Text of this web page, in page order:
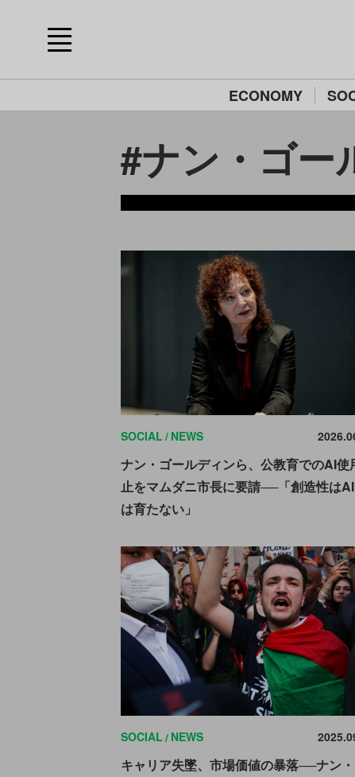
ECONOMY
#ナン・ゴー
SOCIAL NEWS
ナン・ゴールディンら、公教育でのAI使
止をマムダニ市長に要請──「創造性は
は育たない」
SOCIAL NEWS
キャリア失墜、市場価値の暴落──ナン